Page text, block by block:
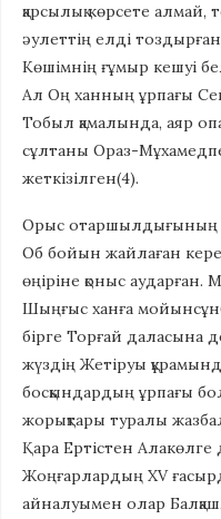
қарсылық көрсете алмай,
әулеттің елді
Көшімнің ғұмыр кешуі
Ал Оң ханның ұрпағы
Тобыл қамалында, аяр
сұлтаны Ораз-
жеткізілген(4).
Орыс отаршылдығының
Об бойын жайлаған
өңіріне қоныс
Шыңғыс ханға
бірге Торғай даласына
жүздің Жетіруы
босқындардың ұрпағы
жорықтары туралы
Қара Ертістен
Жоңғарлардың XV
айналуымен олар